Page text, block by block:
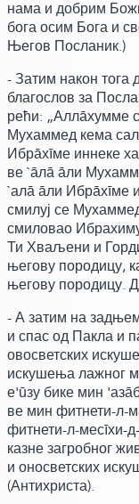
нама и добрим
бога осим Бога и
Његов Посланик.)
- Затим након
благослов за
рећи: „Аллāхумме
Мухаммед кема
Ибрāхīме иннеке
ве `āлā āли
`алā āли Ибрāхīме
смилуј се
смиловао
Ти Хваљени и
његову породицу,
његову породицу.
- А затим на
и спас од Пакла и
овосветских
искушења лажног
е'ūзу бике мин
ве мин фитнети-л-
фитнети-л-месīхи-
казне загробног
и оносветских
(Антихриста).